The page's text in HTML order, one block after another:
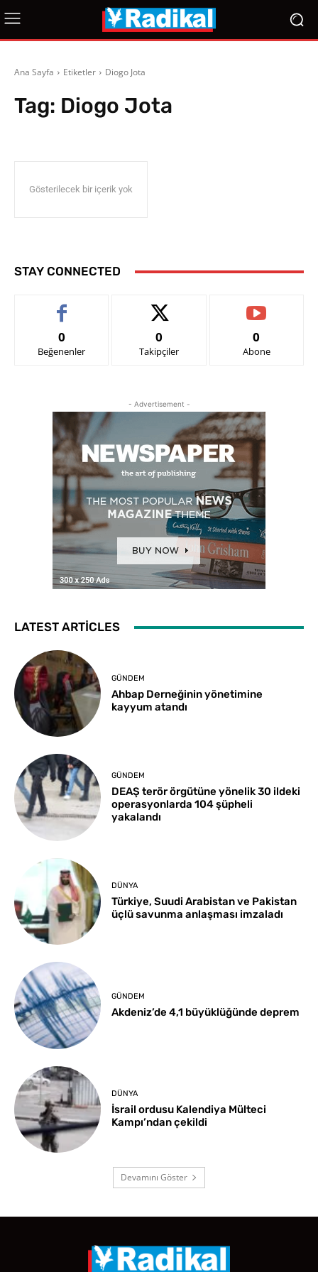
Ana Sayfa Etiketler Diogo Jota
Tag: Diogo Jota
Gösterilecek bir içerik yok
STAY CONNECTED
0
Beğenenler
0
Takipçiler
0
Abone
- Advertisement -
LATEST ARTICLES
GÜNDEM
Ahbap Derneğinin yönetimine
kayyum atandı
GÜNDEM
DEAŞ terör örgütüne yönelik 30 ildeki
operasyonlarda 104 şüpheli
yakalandı
DÜNYA
Türkiye, Suudi Arabistan ve Pakistan
üçlü savunma anlaşması imzaladı
GÜNDEM
Akdeniz’de 4,1 büyüklüğünde deprem
DÜNYA
İsrail ordusu Kalendiya Mülteci
Kampı’ndan çekildi
Devamını Göster